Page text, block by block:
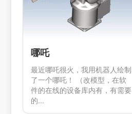
哪吒
最近哪吒很火，我用机器人绘制
了一个哪吒！ （改模型，在软
件的在线的设备库内有，有需要
的...